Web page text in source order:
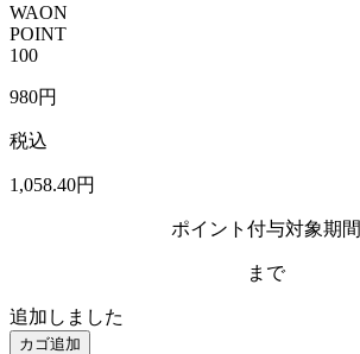
WAON
POINT
100
980円
税込
1,058.40円
ポイント付与対象期間
まで
追加しました
カゴ追加